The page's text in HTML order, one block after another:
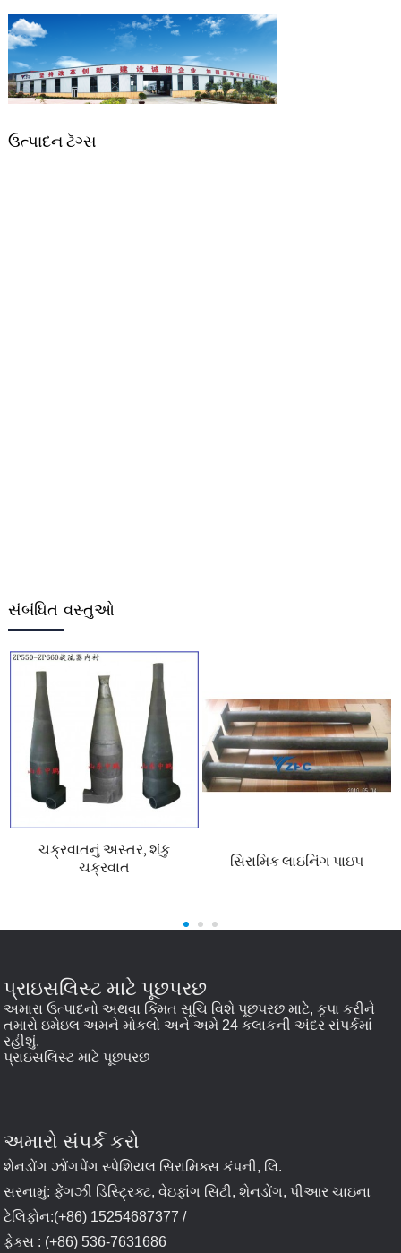
ઉત્પાદન ટૅગ્સ
સંબંધિત વસ્તુઓ
ચક્રવાતનું અસ્તર, શંકુ
ચક્રવાત
સિરામિક લાઇનિંગ પાઇપ
પ્રાઇસલિસ્ટ માટે પૂછપરછ
અમારા ઉત્પાદનો અથવા કિંમત સૂચિ વિશે પૂછપરછ માટે, કૃપા કરીને
તમારો ઇમેઇલ અમને મોકલો અને અમે 24 કલાકની અંદર સંપર્કમાં
રહીશું.
પ્રાઇસલિસ્ટ માટે પૂછપરછ
અમારો સંપર્ક કરો
શેનડોંગ ઝોંગપેંગ સ્પેશિયલ સિરામિક્સ કંપની, લિ.
સરનામું: ફેંગઝી ડિસ્ટ્રિક્ટ, વેઇફાંગ સિટી, શેનડોંગ, પીઆર ચાઇના
ટેલિફોન:(+86) 15254687377 /
ફેક્સ : (+86) 536-7631686